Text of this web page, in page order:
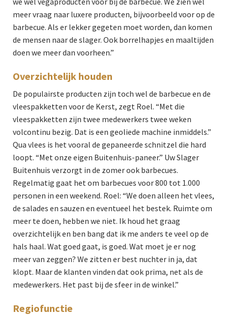
meer vraag naar luxere producten, bijvoorbeeld voor op de
barbecue. Als er lekker gegeten moet worden, dan komen
de mensen naar de slager. Ook borrelhapjes en maaltijden
doen we meer dan voorheen.”
Overzichtelijk houden
De populairste producten zijn toch wel de barbecue en de
vleespakketten voor de Kerst, zegt Roel. “Met die
vleespakketten zijn twee medewerkers twee weken
volcontinu bezig. Dat is een geoliede machine inmiddels.”
Qua vlees is het vooral de gepaneerde schnitzel die hard
loopt. “Met onze eigen Buitenhuis-paneer.” Uw Slager
Buitenhuis verzorgt in de zomer ook barbecues.
Regelmatig gaat het om barbecues voor 800 tot 1.000
personen in een weekend. Roel: “We doen alleen het vlees,
de salades en sauzen en eventueel het bestek. Ruimte om
meer te doen, hebben we niet. Ik houd het graag
overzichtelijk en ben bang dat ik me anders te veel op de
hals haal. Wat goed gaat, is goed. Wat moet je er nog
meer van zeggen? We zitten er best nuchter in ja, dat
klopt. Maar de klanten vinden dat ook prima, net als de
medewerkers. Het past bij de sfeer in de winkel.”
Regiofunctie